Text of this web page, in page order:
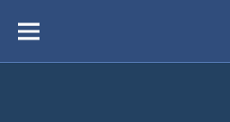
вмістуМеню